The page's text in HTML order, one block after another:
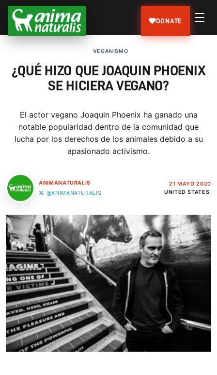
DONATE
VEGANISMO
¿QUÉ HIZO QUE JOAQUIN PHOENIX
SE HICIERA VEGANO?
El actor vegano Joaquin Phoenix ha ganado una
notable popularidad dentro de la comunidad que
lucha por los derechos de los animales debido a su
apasionado activismo.
ANIMANATURALIS
@ANIMANATURALIS
21 MAYO 2020
UNITED STATES.